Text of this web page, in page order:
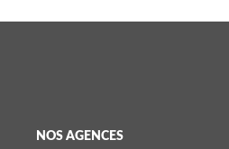
NOS AGENCES